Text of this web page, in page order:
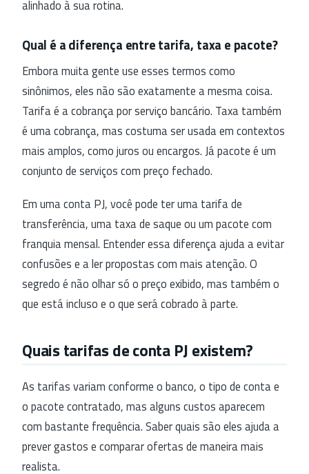
alinhado à sua rotina.
Qual é a diferença entre tarifa, taxa e pacote?
Embora muita gente use esses termos como
sinônimos, eles não são exatamente a mesma coisa.
Tarifa é a cobrança por serviço bancário. Taxa também
é uma cobrança, mas costuma ser usada em contextos
mais amplos, como juros ou encargos. Já pacote é um
conjunto de serviços com preço fechado.
Em uma conta PJ, você pode ter uma tarifa de
transferência, uma taxa de saque ou um pacote com
franquia mensal. Entender essa diferença ajuda a evitar
confusões e a ler propostas com mais atenção. O
segredo é não olhar só o preço exibido, mas também o
que está incluso e o que será cobrado à parte.
Quais tarifas de conta PJ existem?
As tarifas variam conforme o banco, o tipo de conta e
o pacote contratado, mas alguns custos aparecem
com bastante frequência. Saber quais são eles ajuda a
prever gastos e comparar ofertas de maneira mais
realista.